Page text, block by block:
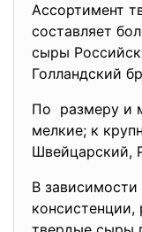
Ассортимент
составляет
сыры
Голландский
По размеру и
мелкие; к
Швейцарский,
В зависимости
консистенции,